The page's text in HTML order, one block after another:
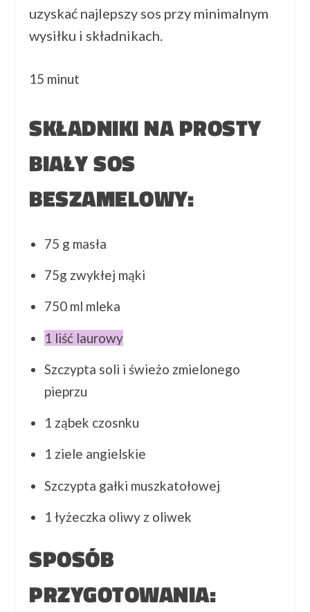
uzyskać najlepszy sos przy minimalnym
wysiłku i składnikach.
15 minut
SKŁADNIKI NA PROSTY
BIAŁY SOS
BESZAMELOWY:
75 g masła
75g zwykłej mąki
750 ml mleka
1 liść laurowy
Szczypta soli i świeżo zmielonego
pieprzu
1 ząbek czosnku
1 ziele angielskie
Szczypta gałki muszkatołowej
1 łyżeczka oliwy z oliwek
SPOSÓB
PRZYGOTOWANIA: